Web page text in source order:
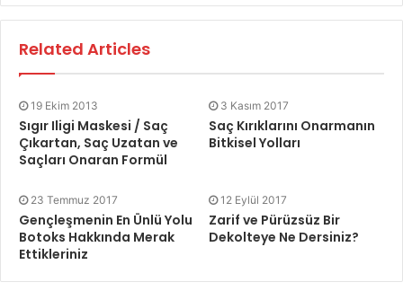
Related Articles
19 Ekim 2013
Sıgır Iligi Maskesi / Saç
Çıkartan, Saç Uzatan ve
Saçları Onaran Formül
3 Kasım 2017
Saç Kırıklarını Onarmanın
Bitkisel Yolları
23 Temmuz 2017
Gençleşmenin En Ünlü Yolu
Botoks Hakkında Merak
Ettikleriniz
12 Eylül 2017
Zarif ve Pürüzsüz Bir
Dekolteye Ne Dersiniz?